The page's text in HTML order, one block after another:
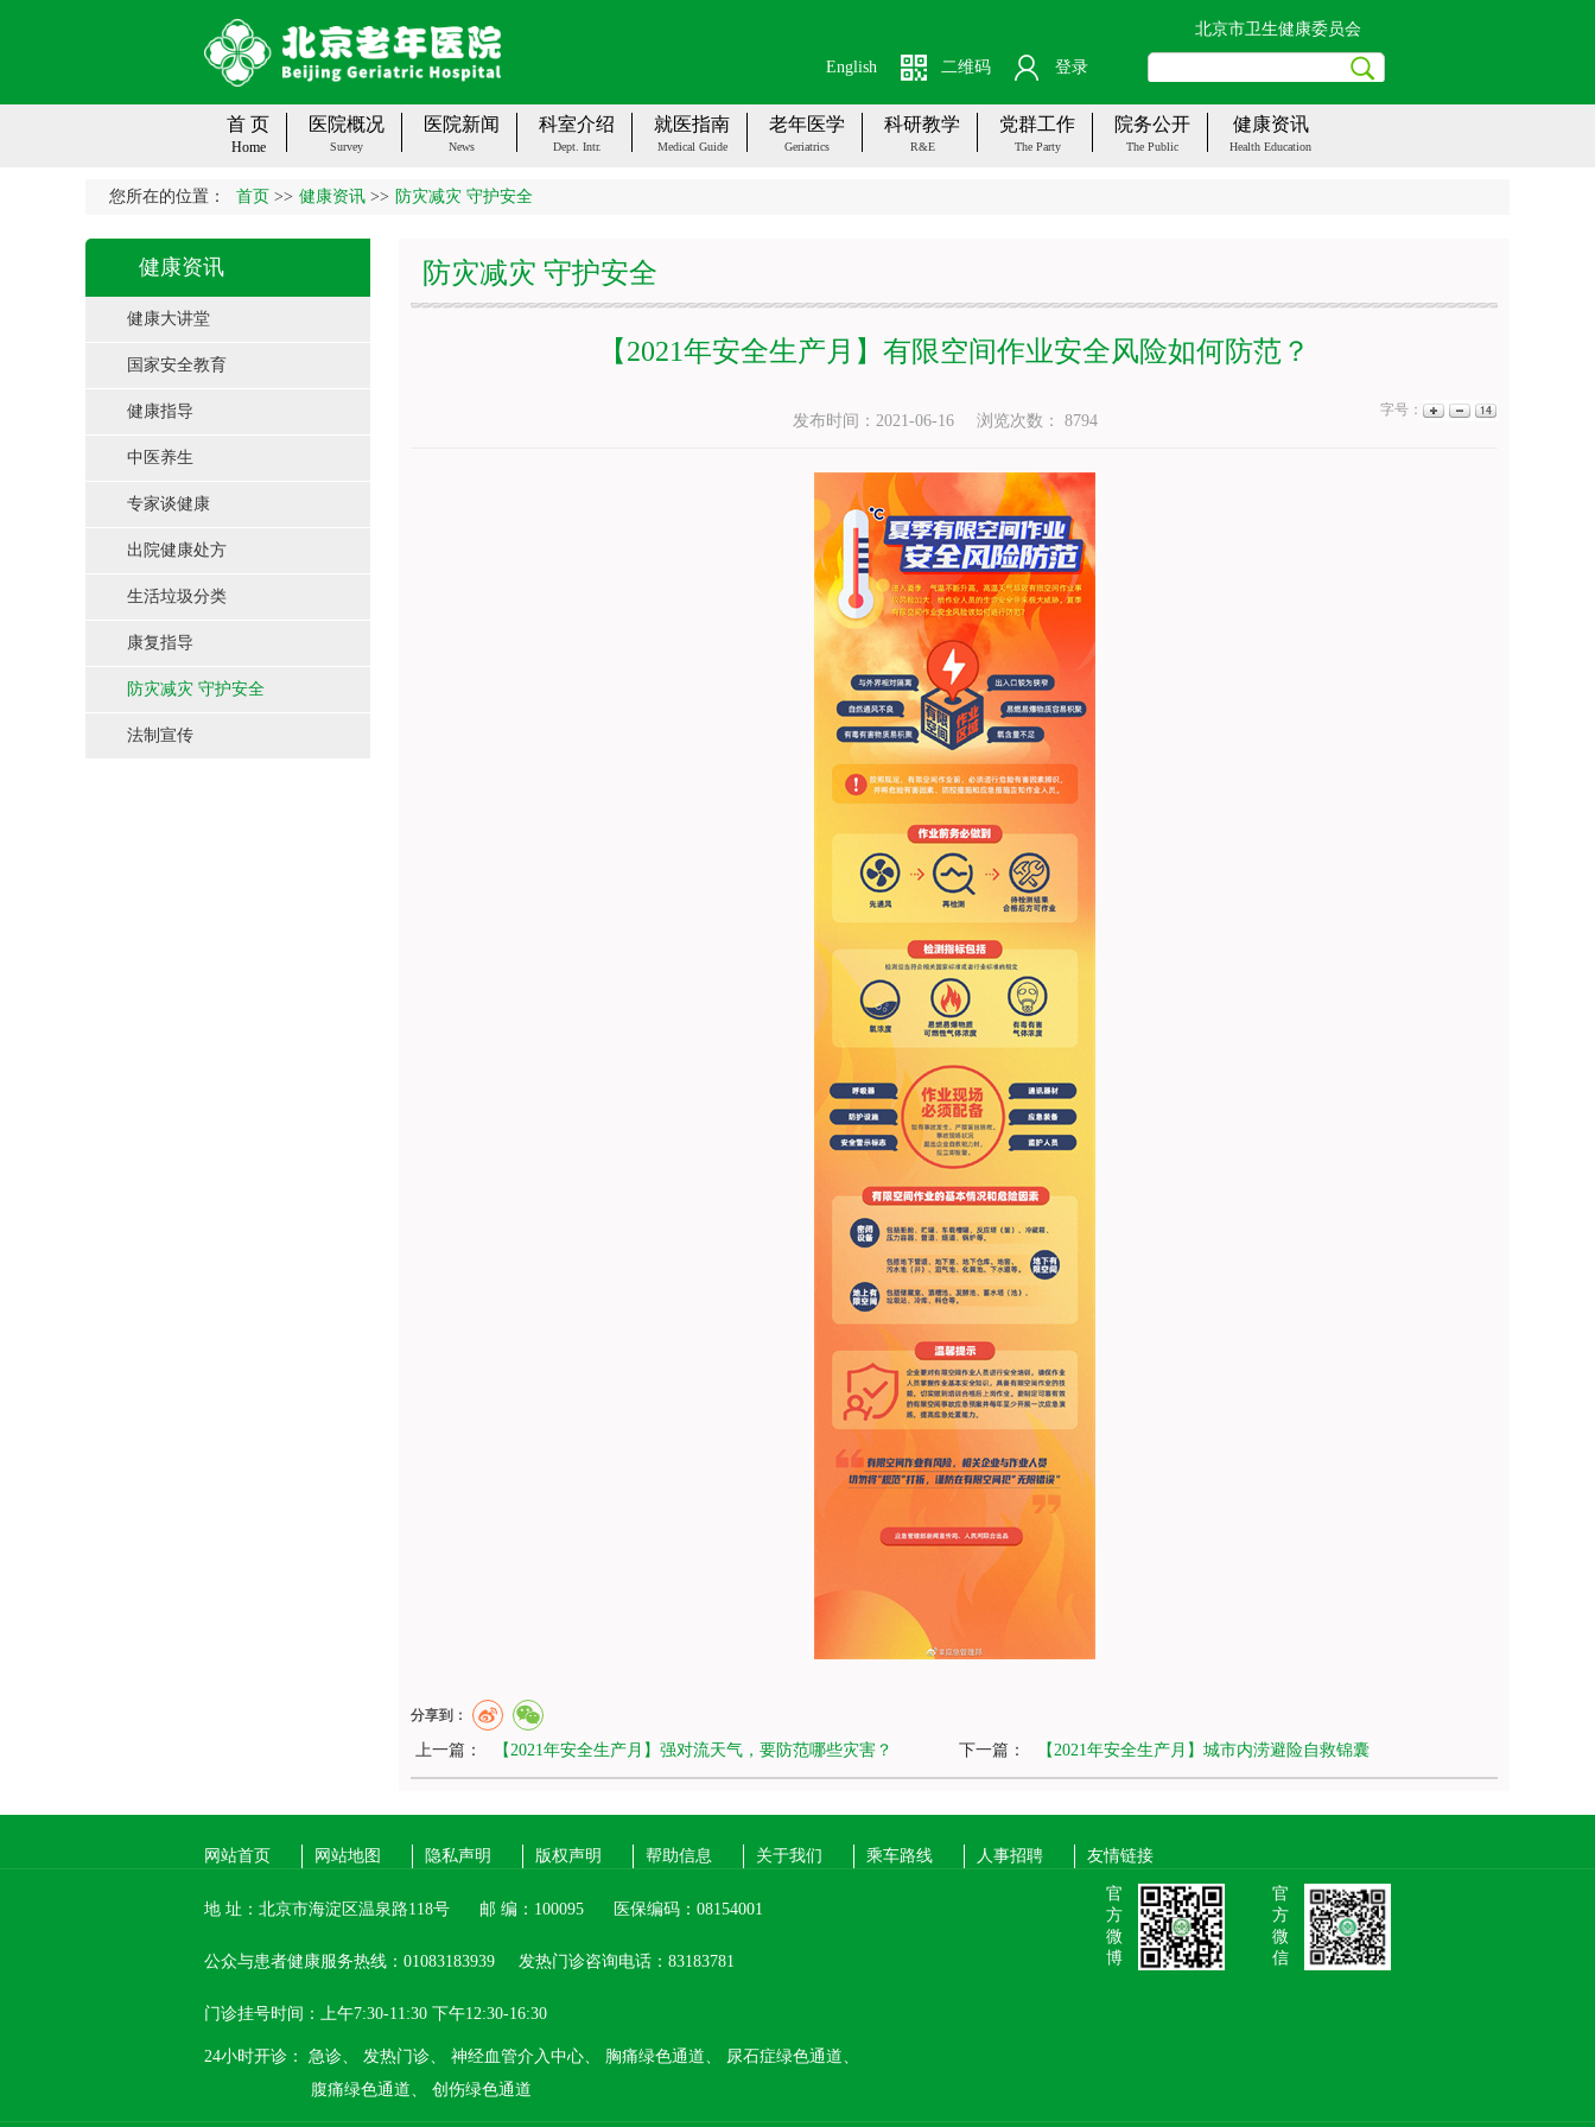
北京市卫生健康委员会
二维码 登录
English
首 页
Home
医院概况
Survey
医院新闻
News
科室介绍
Dept. Intr.
就医指南
Medical Guide
老年医学
Geriatrics
科研教学
R&E
党群工作
The Party
院务公开
The Public
健康资讯
Health Education
您所在的位置： 首页 >> 健康资讯 >> 防灾减灾 守护安全
健康资讯
健康大讲堂
国家安全教育
健康指导
中医养生
专家谈健康
出院健康处方
生活垃圾分类
康复指导
防灾减灾 守护安全
法制宣传
防灾减灾 守护安全
【2021年安全生产月】有限空间作业安全风险如何防范？
发布时间：2021-06-16 浏览次数： 8794
字号：
分享到：
上一篇： 【2021年安全生产月】强对流天气，要防范哪些灾害？ 下一篇： 【2021年安全生产月】城市内涝避险自救锦囊
网站首页 网站地图 隐私声明 版权声明 帮助信息 关于我们 乘车路线 人事招聘 友情链接
地 址：北京市海淀区温泉路118号 邮 编：100095 医保编码：08154001
公众与患者健康服务热线：01083183939 发热门诊咨询电话：83183781
门诊挂号时间：上午7:30-11:30 下午12:30-16:30
24小时开诊： 急诊、 发热门诊、 神经血管介入中心、 胸痛绿色通道、
尿石症绿色通道、
腹痛绿色通道、
创伤绿色通道
官
方
微
博
官
方
微
信